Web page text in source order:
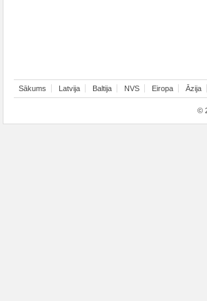
Sākums Latvija Baltija NVS Eiropa Āzija
©